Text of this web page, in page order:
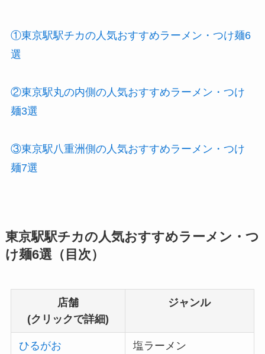
①東京駅駅チカの人気おすすめラーメン・つけ麺6
選
②東京駅丸の内側の人気おすすめラーメン・つけ
麺3選
③東京駅八重洲側の人気おすすめラーメン・つけ
麺7選
東京駅駅チカの人気おすすめラーメン・つ
け麺6選（目次）
店舗
(クリックで詳細)
ジャンル
ひるがお 塩ラーメン